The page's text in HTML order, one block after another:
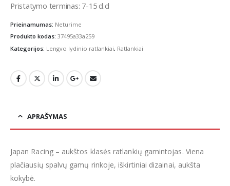
Pristatymo terminas: 7-15 d.d
Prieinamumas: Neturime
Produkto kodas: 37495a33a259
Kategorijos: Lengvo lydinio ratlankiai, Ratlankiai
APRAŠYMAS
Japan Racing – aukštos klasės ratlankių gamintojas. Viena
plačiausių spalvų gamų rinkoje, iškirtiniai dizainai, aukšta
kokybė.